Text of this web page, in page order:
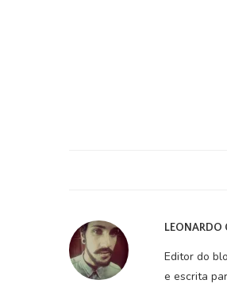
LEONARDO
Editor do
e escrita